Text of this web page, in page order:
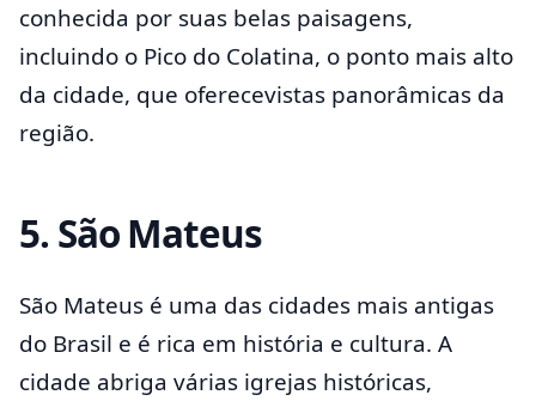
conhecida por suas belas paisagens,
incluindo o Pico do Colatina, o ponto mais alto
da cidade, que oferecevistas panorâmicas da
região.
5.São Mateus
São Mateus é uma das cidades mais antigas
do Brasil e é rica em história e cultura. A
cidade abriga várias igrejas históricas,